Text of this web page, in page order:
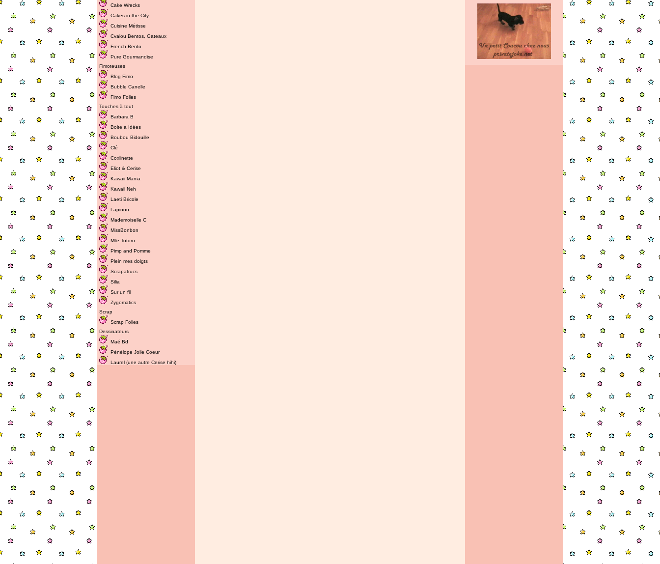
Cake Wrecks
Cakes in the City
Cuisine Métisse
Cvalou Bentos Gateaux
French Bento
Pure Gourmandise
Fimoteuses
Blog Fimo
Bubble Canelle
Fimo Folies
Touches à tout
Barbara B
Boite a Idées
Boubou Bidouille
Clé
Coxlinette
Eliot & Cerise
Kawaii Mania
Kawaii Neh
Laeti Bricole
Lapinou
Mademoiselle C
MissBonbon
Mlle Totoro
Pimp and Pomme
Plein mes doigts
Scrapatrucs
Silia
Sur un fil
Zygomatics
Scrap
Scrap Folies
Dessinateurs
Maé Bd
Pénélope Jolie Coeur
Laurel (une autre Cerise hihi)